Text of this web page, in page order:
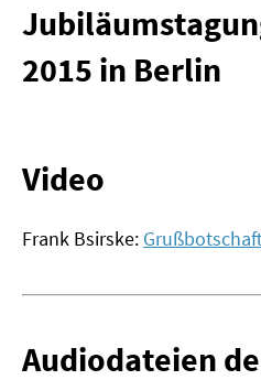
MATERIALIEN ZU DEN
MATERIALIEN ZUR
SOMMERSCHULE
SOMMERSCHULE 2022
2015 in Berlin
Video
Frank Bsirske:
Audiodateien